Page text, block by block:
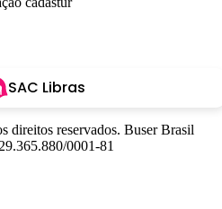
SAC Libras
direitos reservados. Buser Brasil
0001-81